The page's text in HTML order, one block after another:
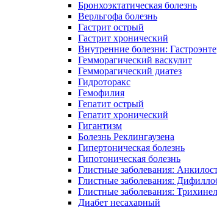
Бронхоэктатическая болезнь
Верльгофа болезнь
Гастрит острый
Гастрит хронический
Внутренние болезни:
Гемморагический васкулит
Гемморагический диатез
Гидроторакс
Гемофилия
Гепатит острый
Гепатит хронический
Гигантизм
Болезнь Реклингаузена
Гипертоническая болезнь
Гипотоническая болезнь
Глистные заболевания:
Глистные заболевания:
Глистные заболевания:
Диабет несахарный